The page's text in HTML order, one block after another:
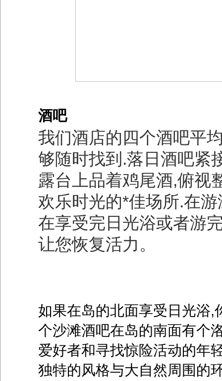
酒吧
我们酒店的四个酒吧平
够随时找到.落日酒吧紧
露台上品着鸡尾酒,俯视
欢乐时光的*佳场所.在
在享受完日光浴或者游
让您恢复活力。
如果在岛的北面享受日光浴,
个沙滩酒吧在岛的南面有个
爱好者和寻找惊险活动的年
独特的风格与大自然周围的